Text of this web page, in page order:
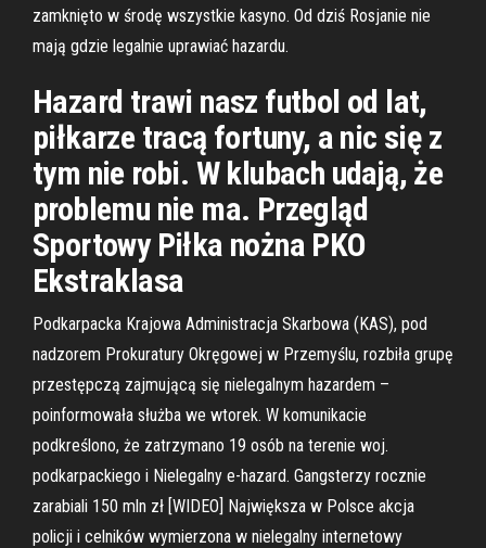
zamknięto w środę wszystkie kasyno. Od dziś Rosjanie nie
mają gdzie legalnie uprawiać hazardu.
Hazard trawi nasz futbol od lat,
piłkarze tracą fortuny, a nic się z
tym nie robi. W klubach udają, że
problemu nie ma. Przegląd
Sportowy Piłka nożna PKO
Ekstraklasa
Podkarpacka Krajowa Administracja Skarbowa (KAS), pod
nadzorem Prokuratury Okręgowej w Przemyślu, rozbiła grupę
przestępczą zajmującą się nielegalnym hazardem –
poinformowała służba we wtorek. W komunikacie
podkreślono, że zatrzymano 19 osób na terenie woj.
podkarpackiego i Nielegalny e-hazard. Gangsterzy rocznie
zarabiali 150 mln zł [WIDEO] Największa w Polsce akcja
policji i celników wymierzona w nielegalny internetowy